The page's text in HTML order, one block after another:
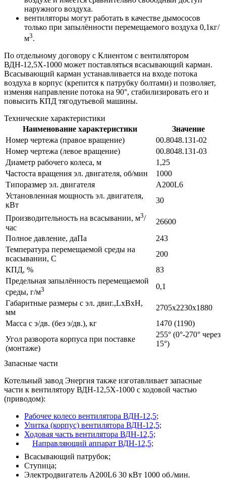
наружного воздуха.
вентиляторы могут работать в качестве дымососов
только при запылённости перемещаемого воздуха 0,1кг/
м3.
По отдельному договору с Клиентом с вентилятором
ВДН-12,5Х-1000 может поставляться всасывающий карман.
Всасывающий карман устанавливается на входе потока
воздуха в корпус (крепится к патрубку болтами) и позволяет,
изменяя направление потока на 90°, стабилизировать его и
повысить КПД тягодутьевой машины.
Технические характеристики
Наименование характеристики
Значение
Номер чертежа (правое вращение)
00.8048.131-02
Номер чертежа (левое вращение)
00.8048.131-03
Диаметр рабочего колеса, м
1,25
Частоста вращения эл. двигателя, об/мин
1000
Типоразмер эл. двигателя
А200L6
Установленная мощность эл. двигателя,
кВт
30
Производительность на всасывании, м3/
час
26600
Полное давление, даПа
243
Температура перемещаемой среды на
всасывании, С
200
КПД, %
83
Предельная запылённость перемещаемой
среды, г/м3
0,1
Габаритные размеры с эл. двиг.,LxBxH,
мм
2705х2230х1880
Масса с э/дв. (без э/дв.), кг
1470 (1190)
Угол разворота корпуса при поставке
(монтаже)
255° (0°-270° через
15°)
Запасные части
Котельный завод Энергия также изготавливает запасные
части к вентилятору ВДН-12,5Х-1000 с ходовой частью
(приводом):
Рабочее колесо вентилятора ВДН-12,5;
Улитка (корпус) вентилятора ВДН-12,5;
Ходовая часть вентилятора ВДН-12,5;
Направляющий аппарат ВДН-12,5;
Всасывающий патрубок;
Ступица;
Электродвигатель A200L6 30 кВт 1000 об./мин.